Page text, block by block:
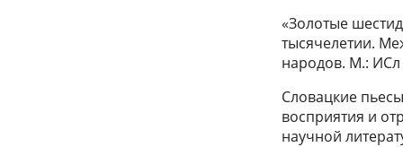
«Золотые
тысячелетии.
народов. М.: ИСл
Словацкие
восприятия и
научной